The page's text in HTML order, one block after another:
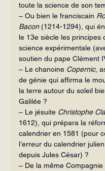
toute la science de son
– Ou bien le franciscain
Bacon (1214-1294), qui
le 13e siècle les principes
science expérimentale
soutien du pape Clément
– Le chanoine Copernic,
de génie qui affirma le
la terre autour du soleil
Galilée ?
– Le jésuite Christophe
1612), qui prépara la
calendrier en 1581 (pour
l’erreur du calendrier
depuis Jules César) ?
– De la même Compagnie